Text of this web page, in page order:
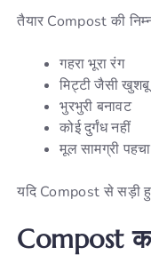
तैयार Compost की
गहरा भूरा रंग
मिट्टी जैसी खुशबू
भुरभुरी बनावट
कोई दुर्गंध नहीं
मूल सामग्री
यदि Compost से सड़ी
Compost